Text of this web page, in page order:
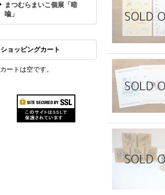
まつむらまいこ個展「暗
喩」
ショッピングカート
カートは空です。